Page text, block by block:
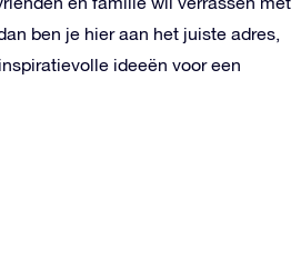
ben je hier aan het juiste adres,
ideeën voor een